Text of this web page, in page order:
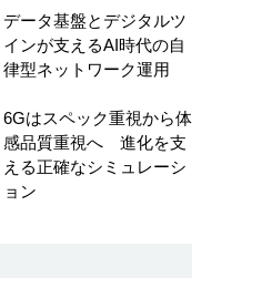
データ基盤とデジタルツ
インが支えるAI時代の自
律型ネットワーク運用
6Gはスペック重視から体
感品質重視へ 進化を支
える正確なシミュレーシ
ョン